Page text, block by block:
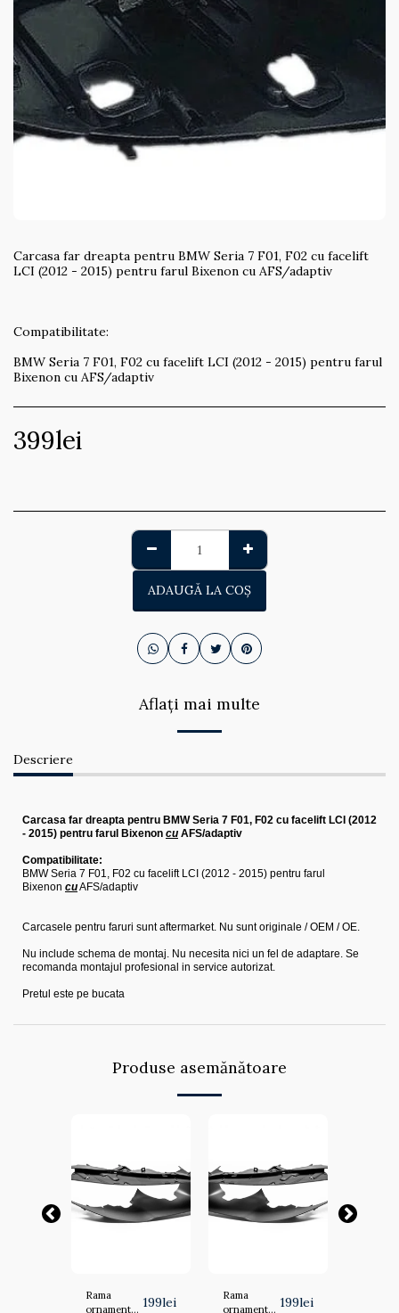
Carcasa far dreapta pentru BMW Seria 7 F01, F02 cu facelift
LCI (2012 - 2015) pentru farul Bixenon cu AFS/adaptiv
Compatibilitate:
BMW Seria 7 F01, F02 cu facelift LCI (2012 - 2015) pentru farul
Bixenon cu AFS/adaptiv
399lei
ADAUGĂ LA COŞ
Aflați mai multe
Descriere
Carcasa far dreapta pentru BMW Seria 7 F01, F02 cu facelift LCI (2012
- 2015) pentru farul Bixenon cu AFS/adaptiv
Compatibilitate:
BMW Seria 7 F01, F02 cu facelift LCI (2012 - 2015) pentru farul
Bixenon cuAFS/adaptiv
Carcasele pentru faruri sunt aftermarket. Nu sunt originale / OEM / OE.
Nu include schema de montaj. Nu necesita nici un fel de adaptare. Se
recomanda montajul profesional in service autorizat.
Pretul este pe bucata
Produse asemănătoare
Rama
ornament
199lei
Rama
ornament
199lei